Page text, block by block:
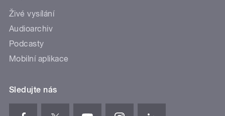
Živé vysílání
Audioarchiv
Podcasty
Mobilní aplikace
Sledujte nás